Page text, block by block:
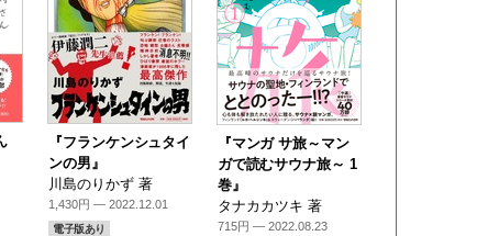
『フランケンシュタイ
ンの男』
川島のりかず 著
1,430円 — 2022.12.01
電子版あり
『マンガ サ旅～マン
ガで読むサウナ旅～ 1
巻』
タナカカツキ 著
715円 — 2022.08.23